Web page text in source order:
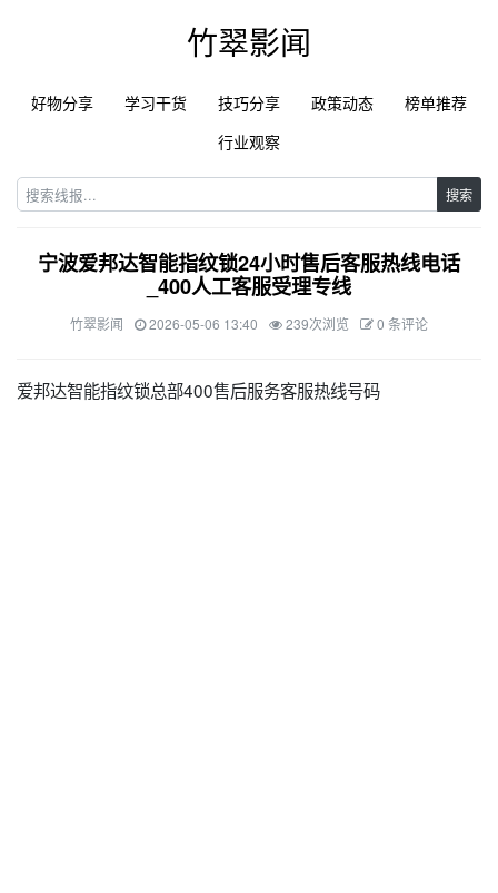
竹翠影闻
好物分享 学习干货 技巧分享 政策动态
榜单推荐
行业观察
搜索
宁波爱邦达智能指纹锁24小时售后客服热线电话
_400人工客服受理专线
竹翠影闻 2026-05-06 13:40 239次浏览 0 条评论
爱邦达智能指纹锁总部400售后服务客服热线号码